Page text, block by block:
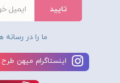
ما را در
اينستاگرام ميهن طرح